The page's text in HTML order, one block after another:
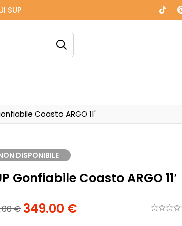
SUP
Coasto ARGO 11'
DISPONIBILE
Gonfiabile Coasto ARGO 11′
€ 349.00 €